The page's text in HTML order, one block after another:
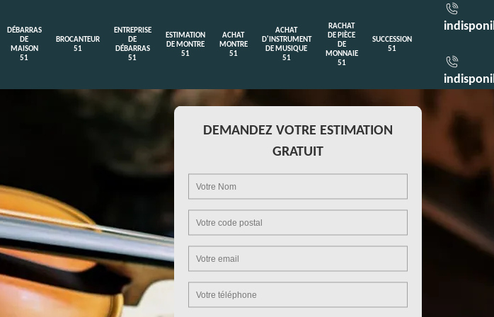
DÉBARRAS
DE
MAISON
51
BROCANTEUR
51
ENTREPRISE
DE
DÉBARRAS
51
ESTIMATION
DE MONTRE
51
ACHAT
MONTRE
51
ACHAT
D'INSTRUMENT
DE MUSIQUE
51
RACHAT
DE PIÈCE
DE
MONNAIE
51
SUCCESSION
51
DEMANDEZ VOTRE ESTIMATION
GRATUIT